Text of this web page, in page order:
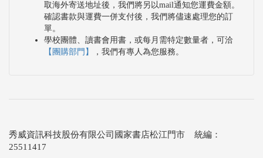
取海外寄送地址後，我們將另以mail通知您運費金額。
確認書款與運費一併支付後，我們將儘速處理您的訂
單。
學校團體、讀書會用書，或每月需特定數量者，可洽
【團購部門】
，我們有專人為您服務。
秀威資訊科技股份有限公司國家書店松江門市 統編：
25511417